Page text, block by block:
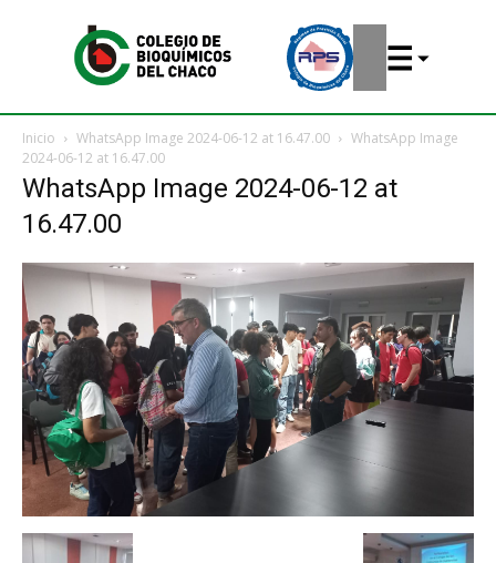
Inicio WhatsApp Image 2024-06-12 at 16.47.00
WhatsApp Image
2024-06-12 at 16.47.00
WhatsApp Image 2024-06-12 at
16.47.00